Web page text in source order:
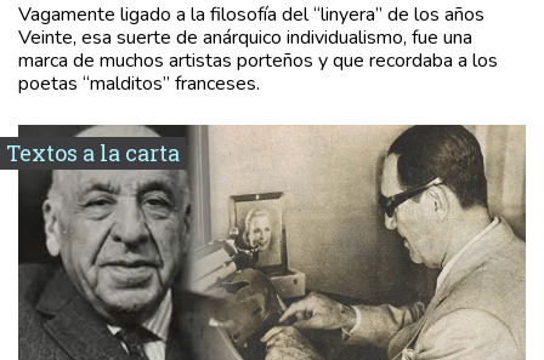
Vagamente ligado a la filosofía del “linyera” de los años
Veinte, esa suerte de anárquico individualismo, fue una
marca de muchos artistas porteños y que recordaba a los
poetas “malditos” franceses.
Textos a la carta